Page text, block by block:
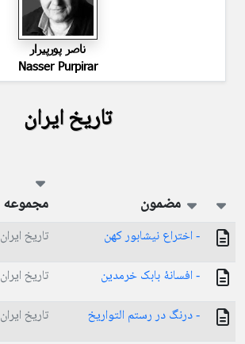
ناصر پورپیرار
Nasser Purpirar
تاریخ ایران
مضمون مجموعه
- اختراع نیشابور کهن تاریخ ایران
- افسانۀ بابک خرمدین
تاریخ ایران
- درنگ در رستم التواریخ
تاریخ ایران